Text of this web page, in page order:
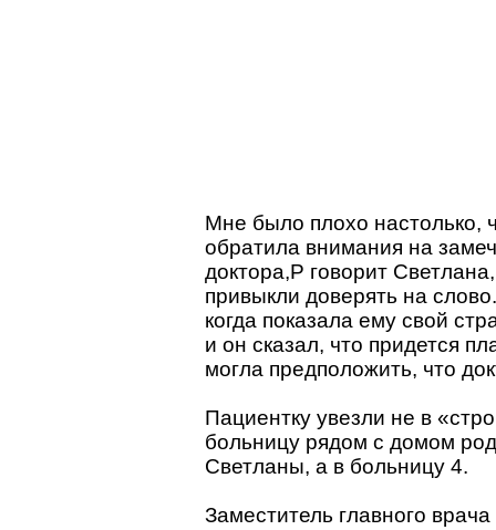
Мне было плохо настолько,
обратила внимания на
доктора,P говорит
привыкли доверять на
когда показала ему свой
и он сказал, что придется
могла предположить, что
Пациентку увезли не в
больницу рядом с домом
Светланы, а в больницу 4.
Заместитель главного